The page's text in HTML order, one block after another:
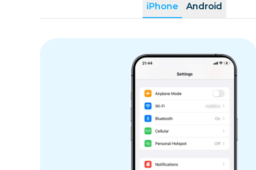
iPhone Android